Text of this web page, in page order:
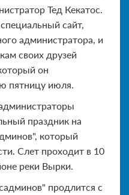
Тед Кекатос.
сайт,
администратора, и
своих друзей
он
пятницу июля.
праздник на
который
Слет проходит в 10
реки Вырки.
продлится с